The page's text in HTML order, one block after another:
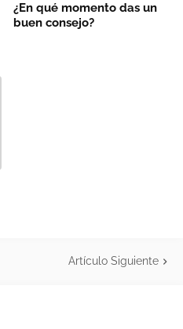
¿En qué momento das un
buen consejo?
Artículo Siguiente